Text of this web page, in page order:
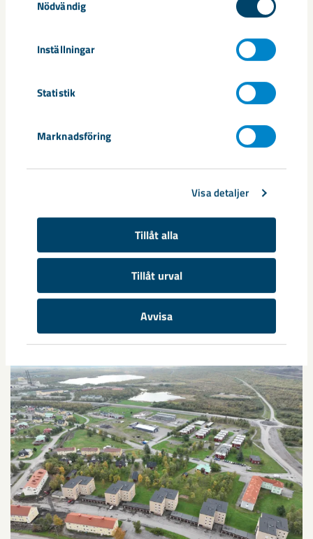
Nödvändig
Inställningar
Statistik
Marknadsföring
Visa detaljer
Tillåt alla
Tillåt urval
Avvisa
Documents
Dela
Relaterat innehåll